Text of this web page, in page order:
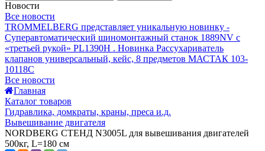
Новости
Все новости
TROMMELBERG представляет уникальную новинку -
Суперавтоматический шиномонтажный станок 1889NV с
«третьей рукой» PL1390H . Новинка Рассухариватель
клапанов универсальный, кейс, 8 предметов МАСТАК 103-
10118C
Все новости
Главная
Каталог товаров
Гидравлика, домкраты, краны, преса и.д.
Вывешивание двигателя
NORDBERG СТЕНД N3005L для вывешивания двигателей
500кг, L=180 см